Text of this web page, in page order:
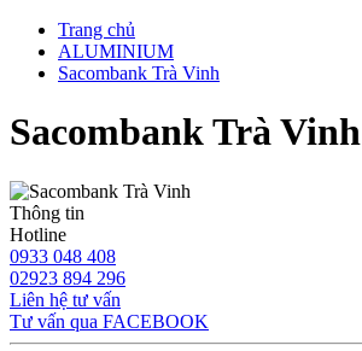
Trang chủ
ALUMINIUM
Sacombank Trà Vinh
Sacombank Trà Vinh
Thông tin
Hotline
0933 048 408
02923 894 296
Liên hệ tư vấn
Tư vấn qua FACEBOOK